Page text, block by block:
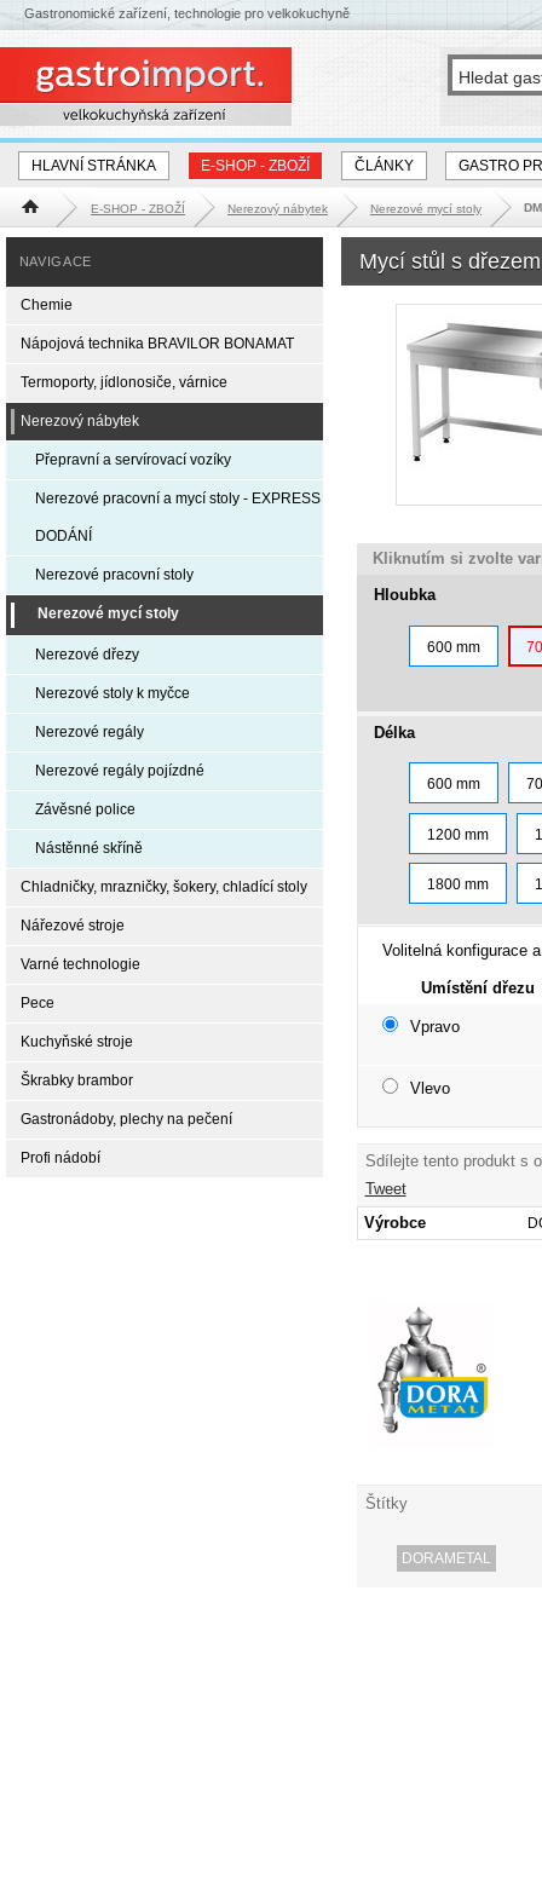
HLAVNÍ STRÁNKA E-SHOP - ZBOŽÍ ČLÁNKY GASTRO
Hlavní stránka E-SHOP - ZBOŽÍ Nerezový nábytek Nerezové mycí stoly
Mycí stůl s
Kliknutím si zvolte
Hloubka
600 mm
Délka
600 mm
1200 mm
1800 mm
Volitelná konfigurace
Umístění dřezu
Vpravo
Vlevo
Sdílejte tento produkt s
Tweet
Výrobce
Štítky
DORAMETAL
NAVIGACE
Chemie
Nápojová technika BRAVILOR BONAMAT
Termoporty, jídlonosiče, várnice
Nerezový nábytek
Přepravní a servírovací vozíky
Nerezové pracovní a mycí stoly - EXPRESS
DODÁNÍ
Nerezové pracovní stoly
Nerezové mycí stoly
Nerezové dřezy
Nerezové stoly k myčce
Nerezové regály
Nerezové regály pojízdné
Závěsné police
Nástěnné skříně
Chladničky, mrazničky, šokery, chladící stoly
Nářezové stroje
Varné technologie
Pece
Kuchyňské stroje
Škrabky brambor
Gastronádoby, plechy na pečení
Profi nádobí
Gastronomické zařízení, technologie pro velkokuchyně